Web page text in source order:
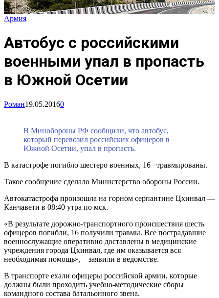
Армия
Автобус с российскими
военными упал в пропасть
в Южной Осетии
Роман19.05.20160
В Минобороны РФ сообщили, что автобус,
который перевозил российских офицеров в
Южной Осетии, упал в пропасть.
В катастрофе погибло шестеро военных, 16 –травмированы.
Такое сообщение сделало Министерство обороны России.
Автокатастрофа произошла на горном серпантине Цхинвал —
Канчавети в 08:40 утра по мск.
«В результате дорожно-транспортного происшествия шесть
офицеров погибли, 16 получили травмы. Все пострадавшие
военнослужащие оперативно доставлены в медицинские
учреждения города Цхинвал, где им оказывается вся
необходимая помощь», – заявили в ведомстве.
В транспорте ехали офицеры российской армии, которые
должны были проходить учебно-методические сборы
командного состава батальонного звена.